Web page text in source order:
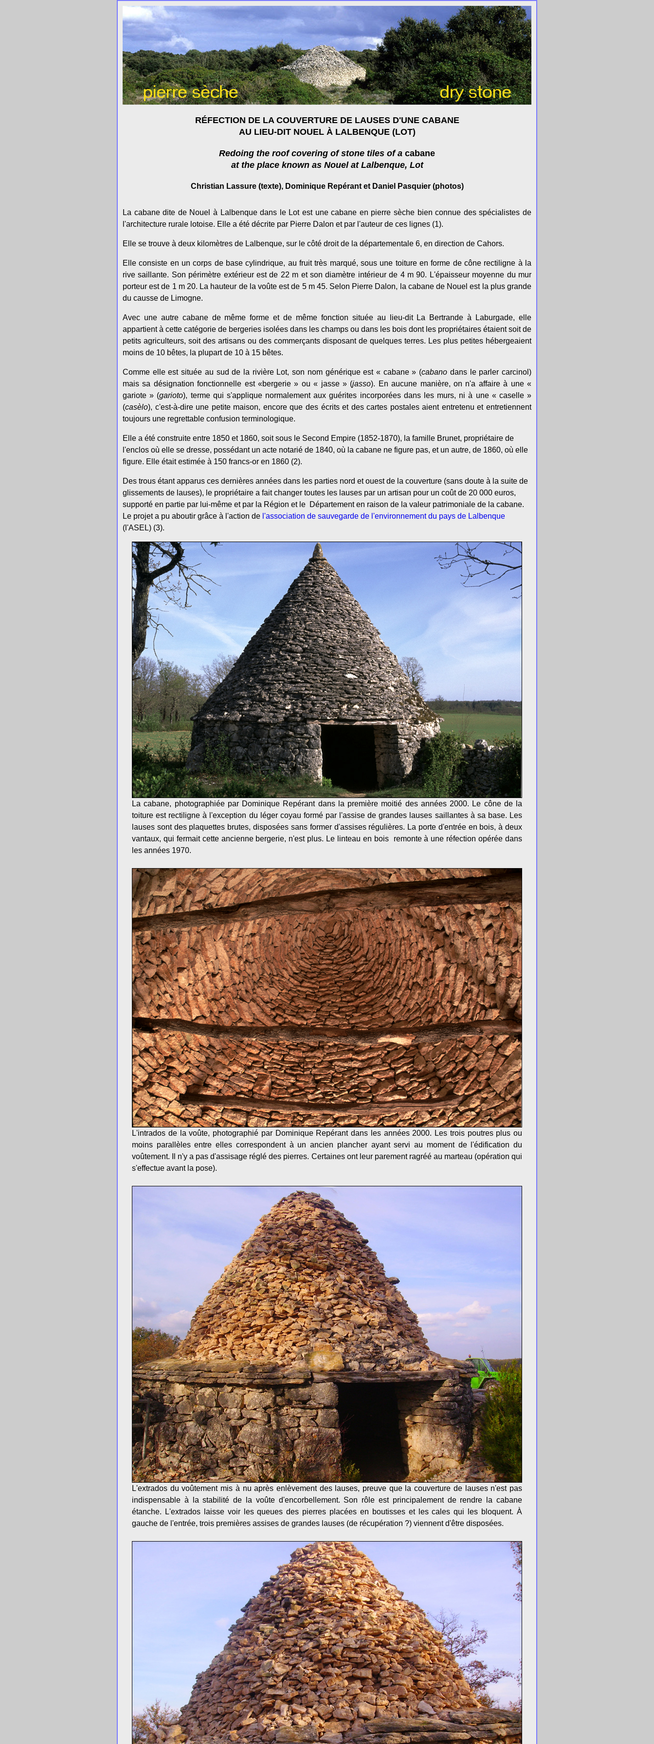
RÉFECTION DE LA COUVERTURE DE LAUSES D'UNE CABANE
AU LIEU-DIT NOUEL À LALBENQUE (LOT)
Redoing the roof covering of stone tiles of a cabane
at the place known as Nouel at Lalbenque, Lot
Christian Lassure (texte), Dominique Repérant et Daniel Pasquier (photos)
La cabane dite de Nouel à Lalbenque dans le Lot est une cabane en pierre sèche bien connue des spécialistes de
l'architecture rurale lotoise. Elle a été décrite par Pierre Dalon et par l'auteur de ces lignes (1).
Elle se trouve à deux kilomètres de Lalbenque, sur le côté droit de la départementale 6, en direction de Cahors.
Elle consiste en un corps de base cylindrique, au fruit très marqué, sous une toiture en forme de cône rectiligne à la
rive saillante. Son périmètre extérieur est de 22 m et son diamètre intérieur de 4 m 90. L'épaisseur moyenne du mur
porteur est de 1 m 20. La hauteur de la voûte est de 5 m 45. Selon Pierre Dalon, la cabane de Nouel est la plus grande
du causse de Limogne.
Avec une autre cabane de même forme et de même fonction située au lieu-dit La Bertrande à Laburgade, elle
appartient à cette catégorie de bergeries isolées dans les champs ou dans les bois dont les propriétaires étaient soit de
petits agriculteurs, soit des artisans ou des commerçants disposant de quelques terres. Les plus petites hébergeaient
moins de 10 bêtes, la plupart de 10 à 15 bêtes.
Comme elle est située au sud de la rivière Lot, son nom générique est « cabane » (cabano dans le parler carcinol)
mais sa désignation fonctionnelle est «bergerie » ou « jasse » (jasso). En aucune manière, on n'a affaire à une «
gariote » (garioto), terme qui s'applique normalement aux guérites incorporées dans les murs, ni à une « caselle »
(casèlo), c'est-à-dire une petite maison, encore que des écrits et des cartes postales aient entretenu et entretiennent
toujours une regrettable confusion terminologique.
Elle a été construite entre 1850 et 1860, soit sous le Second Empire (1852-1870), la famille Brunet, propriétaire de
l'enclos où elle se dresse, possédant un acte notarié de 1840, où la cabane ne figure pas, et un autre, de 1860, où elle
figure. Elle était estimée à 150 francs-or en 1860 (2).
Des trous étant apparus ces dernières années dans les parties nord et ouest de la couverture (sans doute à la suite de
glissements de lauses), le propriétaire a fait changer toutes les lauses par un artisan pour un coût de 20 000 euros,
supporté en partie par lui-même et par la Région et le Département en raison de la valeur patrimoniale de la cabane.
Le projet a pu aboutir grâce à l'action de l'association de sauvegarde de l'environnement du pays de Lalbenque
(l'ASEL) (3).
La cabane, photographiée par Dominique Repérant dans la première moitié des années 2000. Le cône de la
toiture est rectiligne à l'exception du léger coyau formé par l'assise de grandes lauses saillantes à sa base. Les
lauses sont des plaquettes brutes, disposées sans former d'assises régulières. La porte d'entrée en bois, à deux
vantaux, qui fermait cette ancienne bergerie, n'est plus. Le linteau en bois remonte à une réfection opérée dans
les années 1970.
L'intrados de la voûte, photographié par Dominique Repérant dans les années 2000. Les trois poutres plus ou
moins parallèles entre elles correspondent à un ancien plancher ayant servi au moment de l'édification du
voûtement. Il n'y a pas d'assisage réglé des pierres. Certaines ont leur parement ragréé au marteau (opération qui
s'effectue avant la pose).
L'extrados du voûtement mis à nu après enlèvement des lauses, preuve que la couverture de lauses n'est pas
indispensable à la stabilité de la voûte d'encorbellement. Son rôle est principalement de rendre la cabane
étanche. L'extrados laisse voir les queues des pierres placées en boutisses et les cales qui les bloquent. À
gauche de l'entrée, trois premières assises de grandes lauses (de récupération ?) viennent d'être disposées.